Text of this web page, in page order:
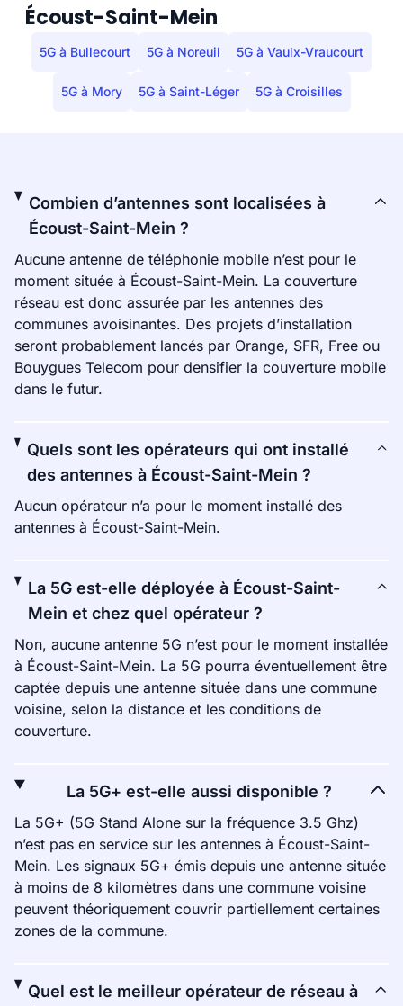
Écoust-Saint-Mein
5G à Bullecourt 5G à Noreuil 5G à Vaulx-Vraucourt
5G à Mory 5G à Saint-Léger 5G à Croisilles
Combien d’antennes sont localisées à
Écoust-Saint-Mein ?
Aucune antenne de téléphonie mobile n’est pour le
moment située à Écoust-Saint-Mein. La couverture
réseau est donc assurée par les antennes des
communes avoisinantes. Des projets d’installation
seront probablement lancés par Orange, SFR, Free ou
Bouygues Telecom pour densifier la couverture mobile
dans le futur.
Quels sont les opérateurs qui ont installé
des antennes à Écoust-Saint-Mein ?
Aucun opérateur n’a pour le moment installé des
antennes à Écoust-Saint-Mein.
La 5G est-elle déployée à Écoust-Saint-
Mein et chez quel opérateur ?
Non, aucune antenne 5G n’est pour le moment installée
à Écoust-Saint-Mein. La 5G pourra éventuellement être
captée depuis une antenne située dans une commune
voisine, selon la distance et les conditions de
couverture.
La 5G+ est-elle aussi disponible ?
La 5G+ (5G Stand Alone sur la fréquence 3.5 Ghz)
n’est pas en service sur les antennes à Écoust-Saint-
Mein. Les signaux 5G+ émis depuis une antenne située
à moins de 8 kilomètres dans une commune voisine
peuvent théoriquement couvrir partiellement certaines
zones de la commune.
Quel est le meilleur opérateur de réseau à